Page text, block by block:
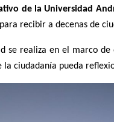
de la Universidad
para recibir a decenas de
se realiza en el marco
la ciudadanía pueda